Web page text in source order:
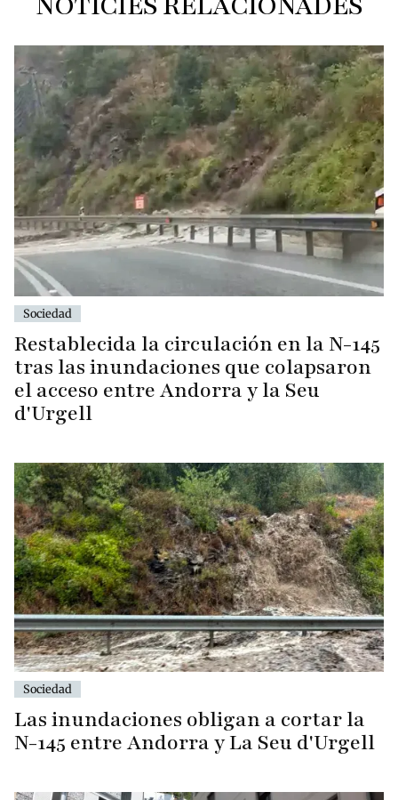
Sociedad
Restablecida la circulación en la N-145
tras las inundaciones que colapsaron
el acceso entre Andorra y la Seu
d'Urgell
Sociedad
Las inundaciones obligan a cortar la
N-145 entre Andorra y La Seu d'Urgell